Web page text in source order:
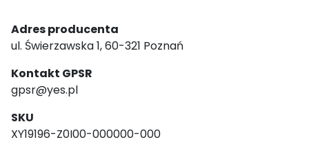
Adres producenta
ul. Świerzawska 1, 60-321 Poznań
Kontakt GPSR
gpsr@yes.pl
SKU
XY19196-Z0I00-000000-000